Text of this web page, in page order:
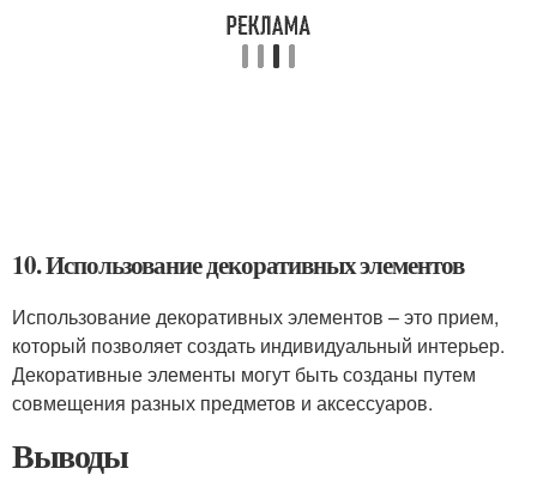
10. Использование декоративных элементов
Использование декоративных элементов – это прием,
который позволяет создать индивидуальный интерьер.
Декоративные элементы могут быть созданы путем
совмещения разных предметов и аксессуаров.
Выводы